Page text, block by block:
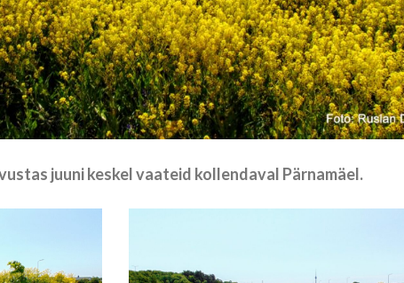
juuni keskel vaateid kollendaval Pärnamäel.